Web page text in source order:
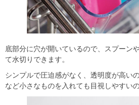
底部分に穴が開いているので、スプーン
て水切りできます。
シンプルで圧迫感がなく、透明度が高い
など小さなものを入れても目視しやすい